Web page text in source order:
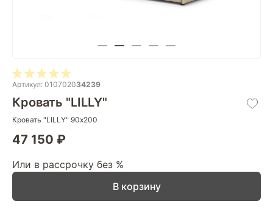
Артикул: 010702034239
Кровать "LILLY"
Кровать "LILLY" 90х200
47 150 ₽
Или в рассрочку без %
В корзину